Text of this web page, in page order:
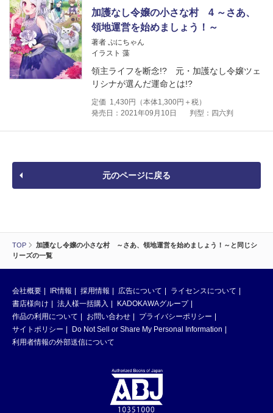
TOP
加護なし令嬢の小さな村 ～さあ、領地運営を始めましょう！～と同じシ
リーズの一覧
加護なし令嬢の小さな村 4 ～さあ、
領地運営を始めましょう！～
著者 ぷにちゃん
イラスト 藻
領主ライフを断念!? 元・加護なし令嬢ツェ
リシナが選んだ運命とは!?
定価 1,430円（本体1,300円＋税）
発売日：2021年09月10日
判型：四六判
元のページに戻る
会社概要 IR情報 採用情報 広告について
ライセンスについて
書店様向け
法人様一括購入
KADOKAWAグループ
作品の利用について
お問い合わせ
プライバシーポリシー
サイトポリシー
Do Not Sell or Share My Personal Information
利用者情報の外部送信について